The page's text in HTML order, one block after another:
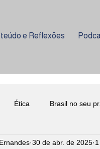
e Reflexões
Ética Brasil no seu
Coquetelaria30 de abr. de 2025